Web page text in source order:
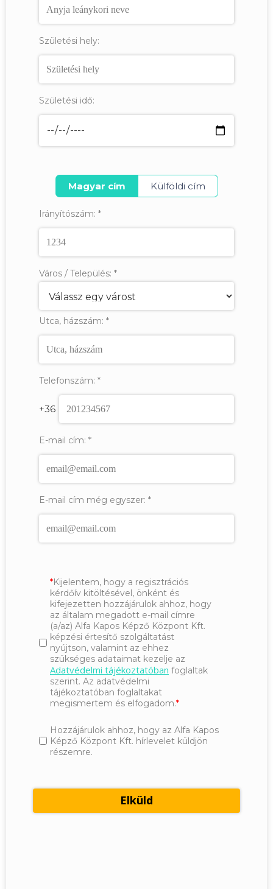
Születési hely:
Születési idő:
Magyar cím Külföldi cím
Irányítószám: *
Város / Település: *
Utca, házszám: *
Telefonszám: *
+36
E-mail cím: *
E-mail cím még egyszer: *
Kijelentem, hogy a regisztrációs
kérdőív kitöltésével, önként és
kifejezetten hozzájárulok ahhoz, hogy
az általam megadott e-mail címre
(a/az) Alfa Kapos Képző Központ Kft.
képzési értesítő szolgáltatást
nyújtson, valamint az ehhez
szükséges adataimat kezelje az
Adatvédelmi tájékoztatóban foglaltak
szerint. Az adatvédelmi
tájékoztatóban foglaltakat
megismertem és elfogadom.
Hozzájárulok ahhoz, hogy az Alfa Kapos
Képző Központ Kft. hírlevelet küldjön
részemre.